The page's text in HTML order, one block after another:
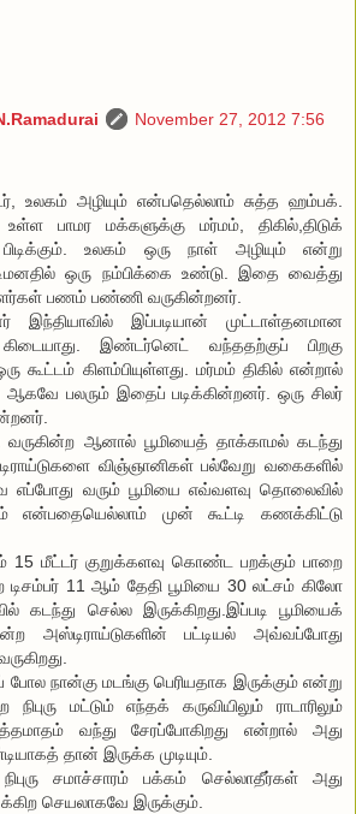
November 27, 2012 7:56
உலகம் அழியும் என்பதெல்லாம் சுத்த ஹம்பக்.
உள்ள பாமர மக்களுக்கு மர்மம், திகில்,திடுக்
உலகம் ஒரு நாள் அழியும் என்று
ஒரு நம்பிக்கை உண்டு. இதை வைத்து
பணம் பண்ணி வருகின்றனர்.
இந்தியாவில் இப்படியான் முட்டாள்தனமான
இண்டர்னெட் வந்ததற்குப் பிறகு
கூட்டம் கிளம்பியுள்ளது. மர்மம் திகில் என்றால்
ஆகவே பலரும் இதைப் படிக்கின்றனர். ஒரு சிலர்
வருகின்ற ஆனால் பூமியைத் தாக்காமல் கடந்து
விஞ்ஞானிகள் பல்வேறு வகைகளில்
எப்போது வரும் பூமியை எவ்வளவு தொலைவில்
என்பதையெல்லாம் முன் கூட்டி கணக்கிட்டு
15 மீட்டர் குறுக்களவு கொண்ட பறக்கும் பாறை
டிசம்பர் 11 ஆம் தேதி பூமியை 30 லட்சம் கிலோ
கடந்து செல்ல இருக்கிறது.இப்படி பூமியைக்
அஸ்டிராய்டுகளின் பட்டியல் அவ்வப்போது
நான்கு மடங்கு பெரியதாக இருக்கும் என்று
மட்டும் எந்தக் கருவியிலும் ராடாரிலும்
வந்து சேரப்போகிறது என்றால் அது
தான் இருக்க முடியும்.
சமாச்சாரம் பக்கம் செல்லாதீர்கள் அது
செயலாகவே இருக்கும்.